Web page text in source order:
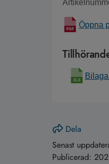
Öppna
Dela
Senast
Publicerad: